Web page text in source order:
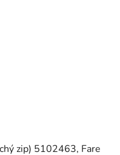
zip) 5102463, Fare